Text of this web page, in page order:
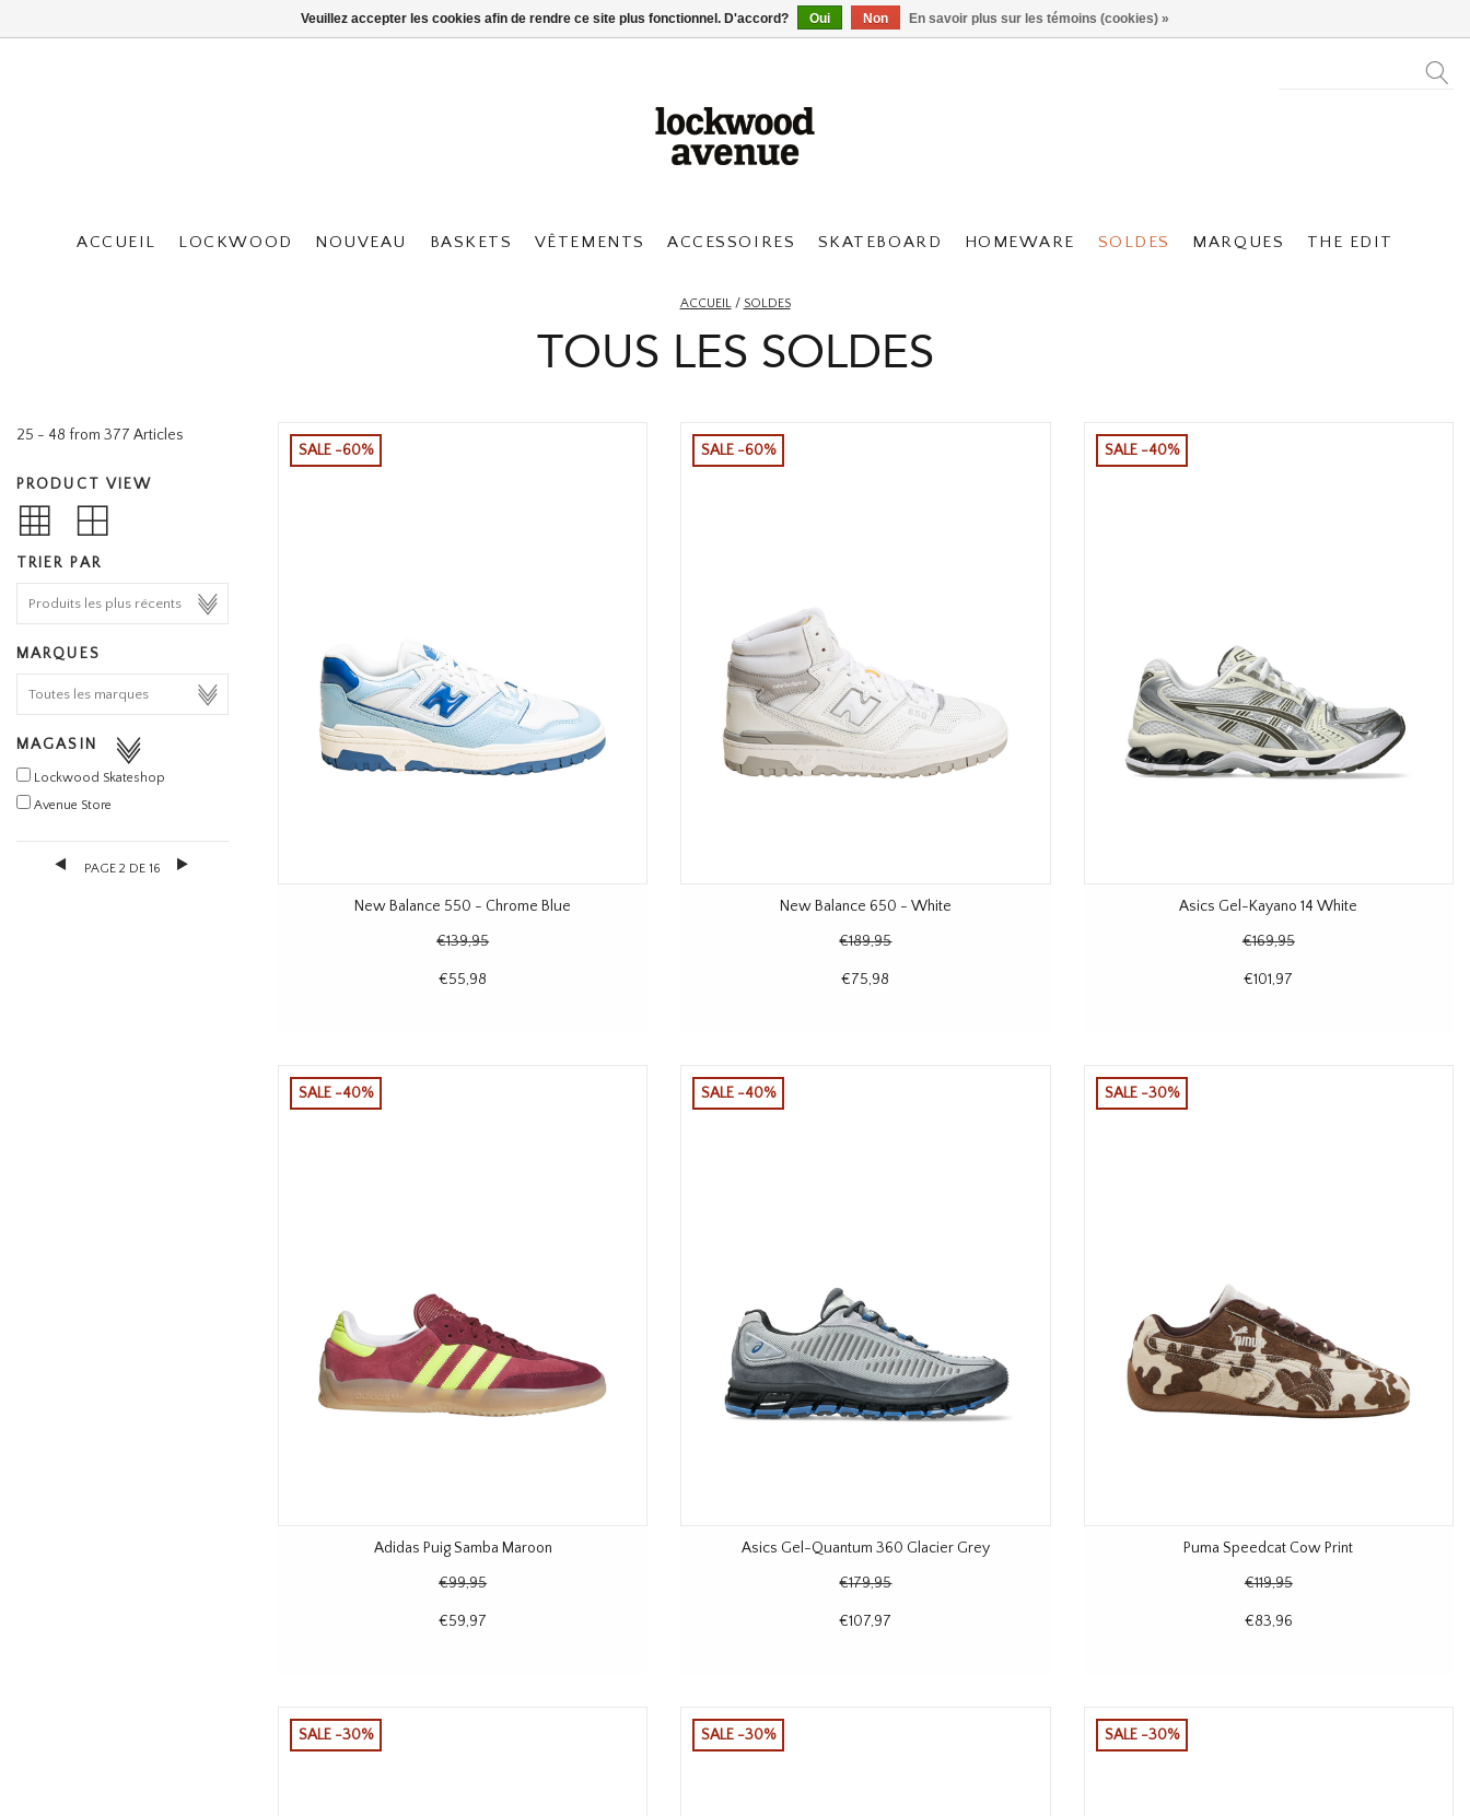
ACCUEIL LOCKWOOD NOUVEAU BASKETS VÊTEMENTS ACCESSOIRES SKATEBOARD HOMEWARE SOLDES MARQUES THE EDIT
ACCUEIL/ SOLDES
TOUS LES SOLDES
25 - 48 from 377 Articles
PRODUCT VIEW
TRIER PAR
MARQUES
MAGASIN
Lockwood Skateshop
Avenue Store
PAGE 2 DE 16
SALE -60%
New Balance 550 - Chrome Blue
€139,95
€55,98
SALE -60%
New Balance 650 - White
€189,95
€75,98
SALE -40%
Asics Gel-Kayano 14 White
€169,95
€101,97
SALE -40%
Adidas Puig Samba Maroon
€99,95
€59,97
SALE -40%
Asics Gel-Quantum 360 Glacier Grey
€179,95
€107,97
SALE -30%
Puma Speedcat Cow Print
€119,95
€83,96
SALE -30% SALE -30% SALE -30%
Veuillez accepter les cookies afin de rendre ce site plus fonctionnel. D'accord? Oui Non En savoir plus sur les témoins (cookies) »